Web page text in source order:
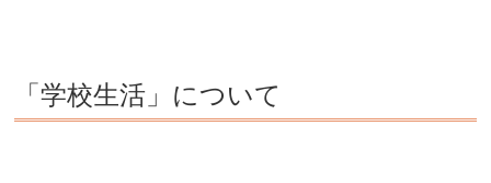
「学校生活」について